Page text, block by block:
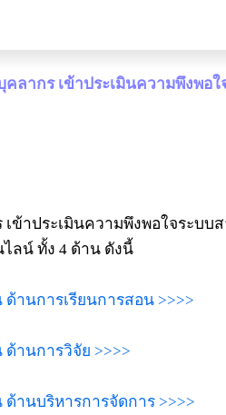
ลากร เข้าประเมินความพึงพอใ
ข้าประเมินความพึงพอใจระบบ
ลน์ ทั้ง 4 ด้าน ดังนี้
ด้านการเรียนการสอน >>>>
ด้านการวิจัย >>>>
ด้านบริหารการจัดการ >>>>